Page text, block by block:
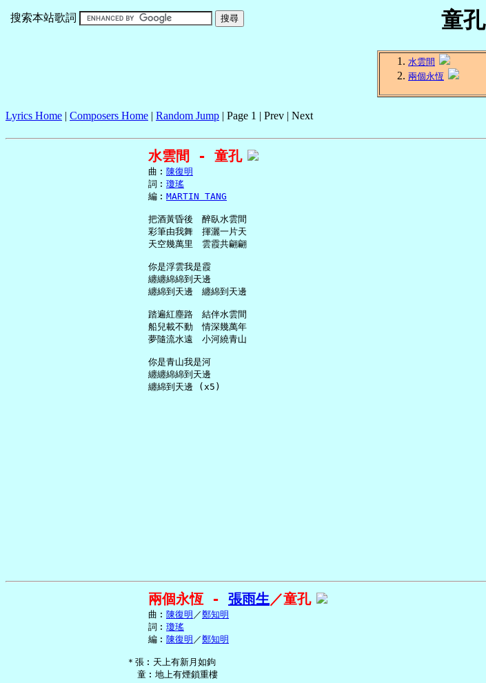
童孔
搜索本站歌詞
水雲間
兩個永恆
Lyrics Home | Composers Home | Random Jump | Page 1 | Prev | Next
水雲間 - 童孔
     曲︰
陳復明
     詞︰
瓊瑤
     編︰
MARTIN TANG
     把酒黃昏後　醉臥水雲間
     彩筆由我舞　揮灑一片天
     天空幾萬里　雲霞共翩翩
     你是浮雲我是霞
     纏纏綿綿到天邊
     纏綿到天邊　纏綿到天邊
     踏遍紅塵路　結伴水雲間
     船兒載不動　情深幾萬年
     夢隨流水遠　小河繞青山
     你是青山我是河
     纏纏綿綿到天邊
兩個永恆 - 張雨生／童孔
     曲︰
陳復明 ／鄭知明
     詞︰
瓊瑤
     編︰
陳復明 ／鄭知明
＊張︰天上有新月如鉤
   童︰地上有煙鎖重樓